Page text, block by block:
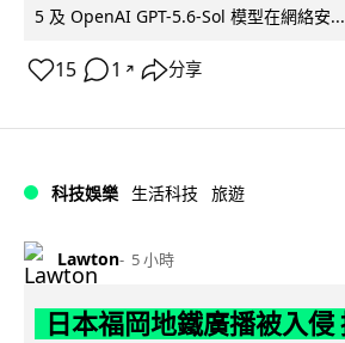
5 及 OpenAI GPT-5.6-Sol 模型在網絡安...
15 1 ↗ 分享
科技娛樂 生活科技 旅遊
Lawton 5 小時
日本福岡地鐵廣播被入侵